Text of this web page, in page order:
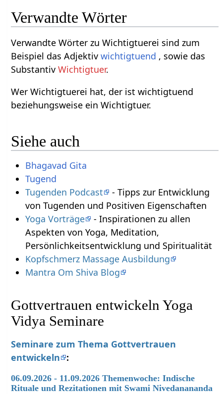
Verwandte Wörter
Verwandte Wörter zu Wichtigtuerei sind zum
Beispiel das Adjektivwichtigtuend , sowie das
SubstantivWichtigtuer.
Wer Wichtigtuerei hat, der ist wichtigtuend
beziehungsweise ein Wichtigtuer.
Siehe auch
Bhagavad Gita
Tugend
Tugenden Podcast
- Tipps zur Entwicklung
von Tugenden und Positiven Eigenschaften
Yoga Vorträge
- Inspirationen zu allen
Aspekten von Yoga, Meditation,
Persönlichkeitsentwicklung und Spiritualität
Kopfschmerz Massage Ausbildung
Mantra Om Shiva Blog
Gottvertrauen entwickeln Yoga
Vidya Seminare
Seminare zum Thema Gottvertrauen
entwickeln
:
06.09.2026 - 11.09.2026 Themenwoche: Indische
Rituale und Rezitationen mit Swami Nivedanananda